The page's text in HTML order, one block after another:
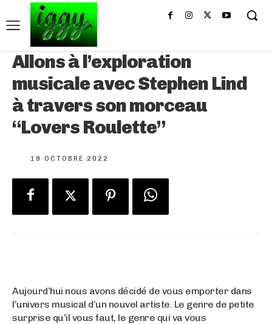
Allons à l’exploration
musicale avec Stephen Lind
à travers son morceau
“Lovers Roulette”
19 OCTOBRE 2022
Aujourd’hui nous avons décidé de vous emporter dans
l’univers musical d’un nouvel artiste. Le genre de petite
surprise qu’il vous faut, le genre qui va vous